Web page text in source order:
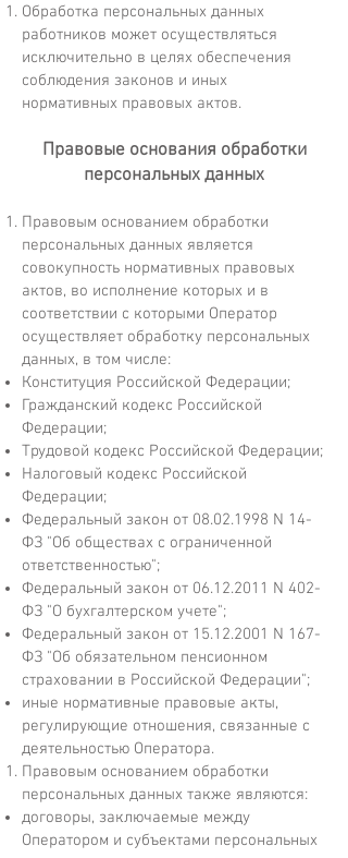
Обработка персональных данных
работников может осуществляться
исключительно в целях обеспечения
соблюдения законов и иных
нормативных правовых актов.
Правовые основания обработки
персональных данных
Правовым основанием обработки
персональных данных является
совокупность нормативных правовых
актов, во исполнение которых и в
соответствии с которыми Оператор
осуществляет обработку персональных
данных, в том числе:
Конституция Российской Федерации;
Гражданский кодекс Российской
Федерации;
Трудовой кодекс Российской Федерации;
Налоговый кодекс Российской
Федерации;
Федеральный закон от 08.02.1998 N 14-
ФЗ "Об обществах с ограниченной
ответственностью";
Федеральный закон от 06.12.2011 N 402-
ФЗ "О бухгалтерском учете";
Федеральный закон от 15.12.2001 N 167-
ФЗ "Об обязательном пенсионном
страховании в Российской Федерации";
иные нормативные правовые акты,
регулирующие отношения, связанные с
деятельностью Оператора.
Правовым основанием обработки
персональных данных также являются:
договоры, заключаемые между
Оператором и субъектами персональных